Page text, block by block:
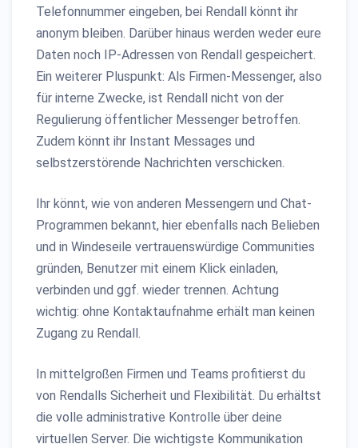
Telefonnummer eingeben, bei Rendall könnt ihr
anonym bleiben. Darüber hinaus werden weder eure
Daten noch IP-Adressen von Rendall gespeichert.
Ein weiterer Pluspunkt: Als Firmen-Messenger, also
für interne Zwecke, ist Rendall nicht von der
Regulierung öffentlicher Messenger betroffen.
Zudem könnt ihr Instant Messages und
selbstzerstörende Nachrichten verschicken.
Ihr könnt, wie von anderen Messengern und Chat-
Programmen bekannt, hier ebenfalls nach Belieben
und in Windeseile vertrauenswürdige Communities
gründen, Benutzer mit einem Klick einladen,
verbinden und ggf. wieder trennen. Achtung
wichtig: ohne Kontaktaufnahme erhält man keinen
Zugang zu Rendall.
In mittelgroßen Firmen und Teams profitierst du
von Rendalls Sicherheit und Flexibilität. Du erhältst
die volle administrative Kontrolle über deine
virtuellen Server. Die wichtigste Kommunikation